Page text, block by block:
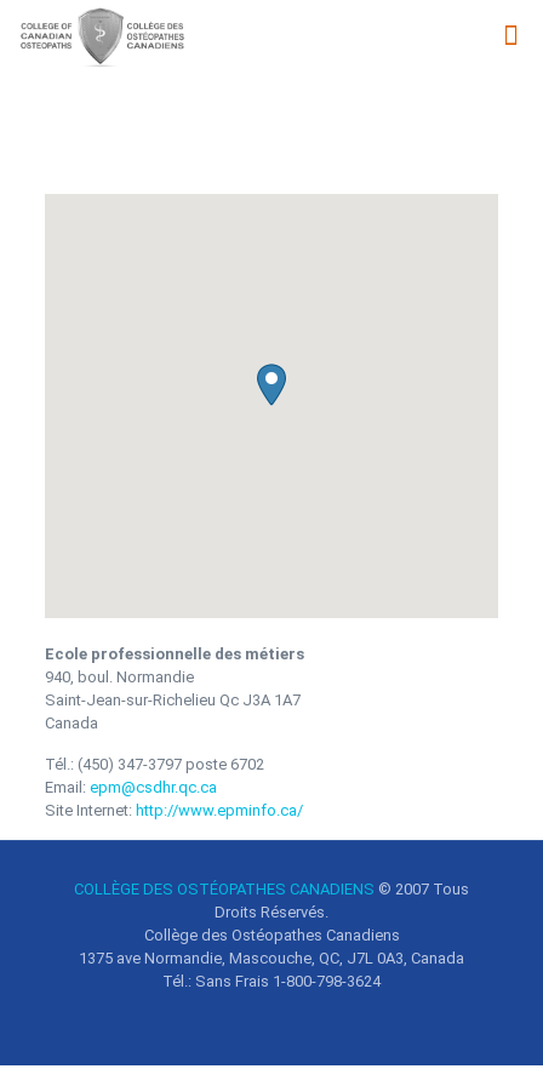
Ecole professionnelle des métiers
940, boul. Normandie
Saint-Jean-sur-Richelieu Qc J3A 1A7
Canada
Tél.: (450) 347-3797 poste 6702
Email: epm@csdhr.qc.ca
Site Internet: http://www.epminfo.ca/
COLLÈGE DES OSTÉOPATHES CANADIENS © 2007 Tous
Droits Réservés.
Collège des Ostéopathes Canadiens
1375 ave Normandie, Mascouche, QC, J7L 0A3, Canada
Tél.: Sans Frais 1-800-798-3624